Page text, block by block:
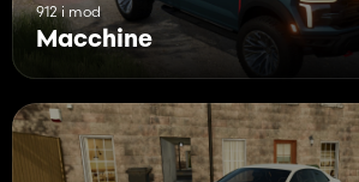
912 i mod
Macchine